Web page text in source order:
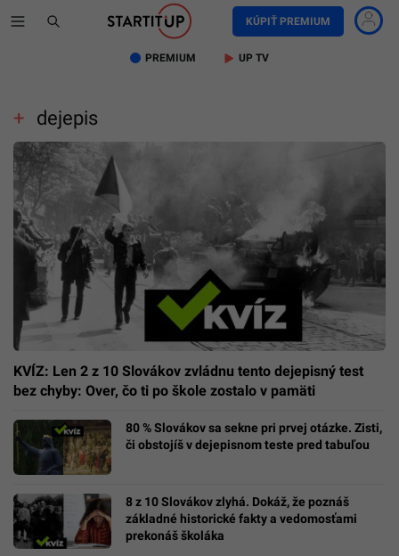
KÚPIŤ PREMIUM
PREMIUM UP TV
dejepis
KVÍZ: Len 2 z 10 Slovákov zvládnu tento dejepisný test
bez chyby: Over, čo ti po škole zostalo v pamäti
80 % Slovákov sa sekne pri prvej otázke. Zisti,
či obstojíš v dejepisnom teste pred tabuľou
8 z 10 Slovákov zlyhá. Dokáž, že poznáš
základné historické fakty a vedomosťami
prekonáš školáka